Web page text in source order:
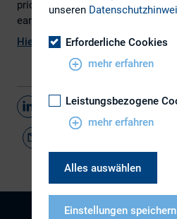
price declines if few or no
earnings call question-and-
Hier
geht es zum Artikel.
Teilen
unseren
Erforderliche Cookies
mehr erfahren
Leistungsbezogene
mehr erfahren
Alles auswählen
Einstellungen speichern